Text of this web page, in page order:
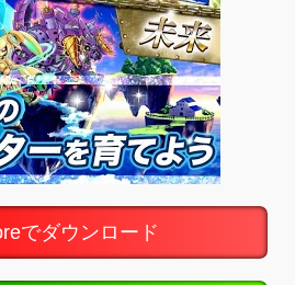
でダウンロード